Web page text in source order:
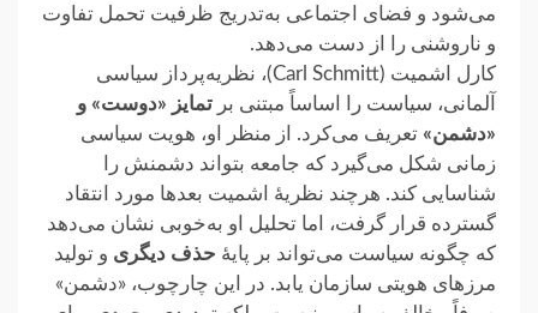
می‌شود و فضای اجتماعی به‌تدریج ظرفیت تحمل تفاوت
و ‏ناروشنی را از دست می‌دهد.‏
کارل اشمیت ‏‎(Carl Schmitt)‎، نظریه‌پرداز سیاسی
آلمانی، سیاست را اساساً مبتنی بر تمایز «دوست» و
«دشمن» تعریف ‏می‌کرد. از منظر او، هویت سیاسی
زمانی شکل می‌گیرد که جامعه بتواند دشمنش را
شناسایی کند. هرچند نظریهٔ ‏اشمیت بعدها مورد انتقاد
گسترده قرار گرفت، اما تحلیل او به‌خوبی نشان می‌دهد
که چگونه سیاست می‌تواند بر پایهٔ‌ حذف ‏دیگری و تولید
مرزهای هویتی سازمان یابد. در این چارچوب، «دشمن»